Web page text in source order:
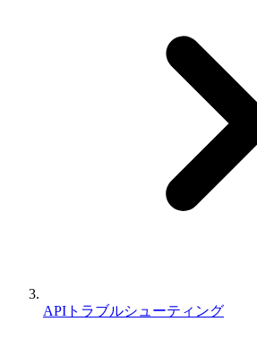
APIトラブルシューティング